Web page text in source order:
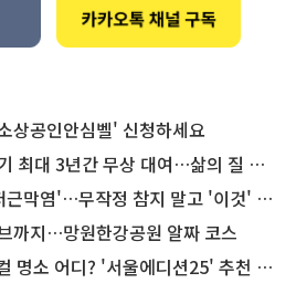
상공인안심벨' 신청하세요
대 3년간 무상 대여…삶의 질 높인다
염'…무작정 참지 말고 '이것' 해보세요!
까지…망원한강공원 알짜 코스
소 어디? '서울에디션25' 추천 코스